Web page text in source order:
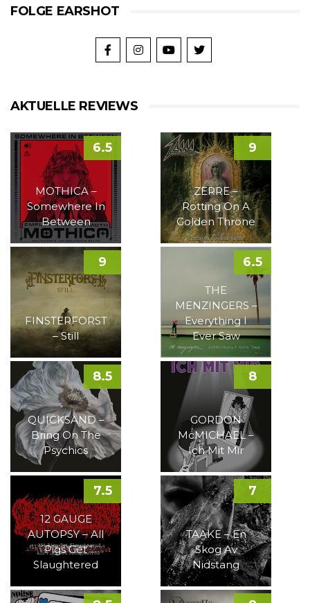
FOLGE EARSHOT
AKTUELLE REVIEWS
MOTHICA –
Somewhere In
Between
6.5
ZERRE –
Rotting On A
Golden Throne
9
FINSTERFORST
– Still
9
THE
MENZINGERS –
Everything I
Ever Saw
6.5
QUICKSAND –
Bring On The
Psychics
8.5
GORDON
McMICHAEL –
Ich Mit Mir
8
12 GAUGE
AUTOPSY – All
Pigs Get
Slaughtered
7.5
TAAKE – En
Skog Av
Nidstang
7